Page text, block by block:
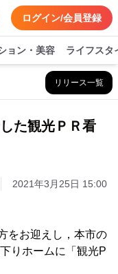
ログイン/会員登録
ョン・美容 ライフスタ
リリース一覧
た観光ＰＲ看
2021年3月25日 15:00
をお迎えし，本市の
りホームに「観光P